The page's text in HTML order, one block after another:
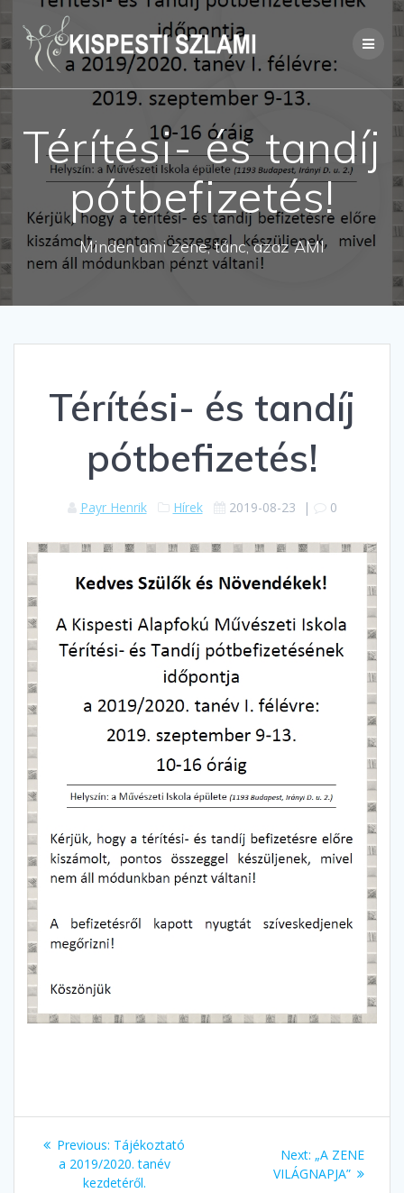
Skip
to
content
Térítési- és tandíj
pótbefizetés!
Minden ami zene, tánc, azaz AMI
Térítési- és tandíj
pótbefizetés!
Payr Henrik Hírek 2019-08-23 | 0
Bejegyzés
navigáció
Previous: Previous
post:
Tájékoztató
a 2019/2020. tanév
kezdetéről.
Next: Next
post:
„A ZENE
VILÁGNAPJA”